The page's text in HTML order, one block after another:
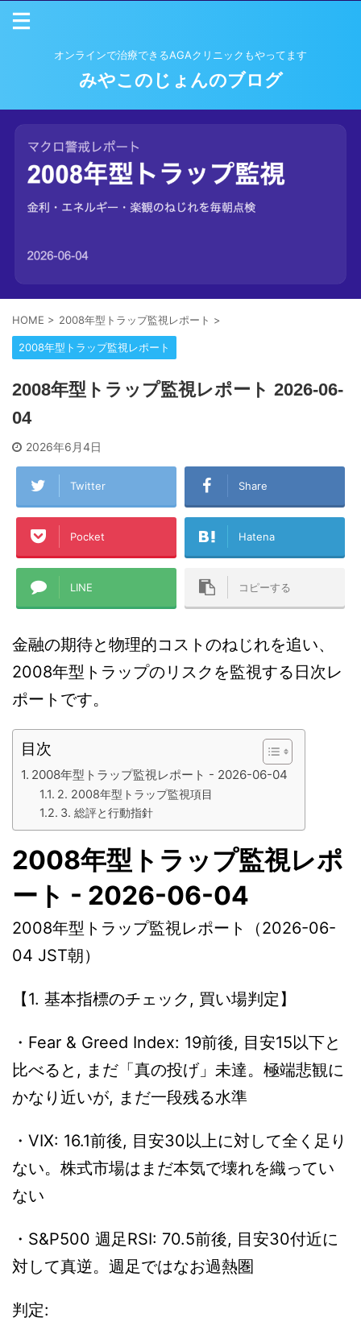
オンラインで治療できるAGAクリニックもやってます
みやこのじょんのブログ
HOME > 2008年型トラップ監視レポート >
2008年型トラップ監視レポート
2008年型トラップ監視レポート 2026-06-
04
2026年6月4日
Twitter Share
Pocket Hatena
LINE コピーする
金融の期待と物理的コストのねじれを追い、
2008年型トラップのリスクを監視する日次レ
ポートです。
目次
2008年型トラップ監視レポート - 2026-06-04
2. 2008年型トラップ監視項目
3. 総評と行動指針
2008年型トラップ監視レポ
ート - 2026-06-04
2008年型トラップ監視レポート（2026-06-
04 JST朝）
【1. 基本指標のチェック, 買い場判定】
・Fear & Greed Index: 19前後, 目安15以下と
比べると, まだ「真の投げ」未達。極端悲観に
かなり近いが, まだ一段残る水準
・VIX: 16.1前後, 目安30以上に対して全く足り
ない。株式市場はまだ本気で壊れを織ってい
ない
・S&P500 週足RSI: 70.5前後, 目安30付近に
対して真逆。週足ではなお過熱圏
判定: